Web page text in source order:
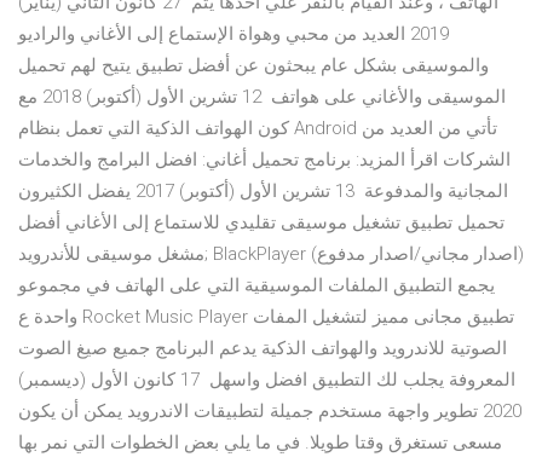
2019 العديد من محبي وهواة الإستماع إلى الأغاني والراديو
والموسيقى بشكل عام يبحثون عن أفضل تطبيق يتيح لهم تحميل
الموسيقى والأغاني على هواتف 12 تشرين الأول (أكتوبر) 2018 مع
كون الهواتف الذكية التي تعمل بنظام Android تأتي من العديد من
الشركات اقرأ المزيد: برنامج تحميل أغاني: افضل البرامج والخدمات
المجانية والمدفوعة 13 تشرين الأول (أكتوبر) 2017 يفضل الكثيرون
تحميل تطبيق تشغيل موسيقى تقليدي للاستماع إلى الأغاني أفضل
مشغل موسيقى للأندرويد; BlackPlayer (اصدار مجاني/اصدار مدفوع)
يجمع التطبيق الملفات الموسيقية التي على الهاتف في مجموعو
واحدة ع Rocket Music Player تطبيق مجانى مميز لتشغيل المفات
الصوتية للاندرويد والهواتف الذكية يدعم البرنامج جميع صيغ الصوت
المعروفة يجلب لك التطبيق افضل واسهل 17 كانون الأول (ديسمبر)
2020 تطوير واجهة مستخدم جميلة لتطبيقات الاندرويد يمكن أن يكون
مسعى تستغرق وقتا طويلا. في ما يلي بعض الخطوات التي نمر بها